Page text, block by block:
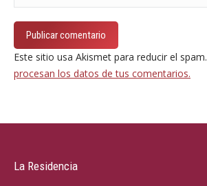
Publicar comentario
Este sitio usa Akismet para reducir el spam.
procesan los datos de tus comentarios.
La Residencia